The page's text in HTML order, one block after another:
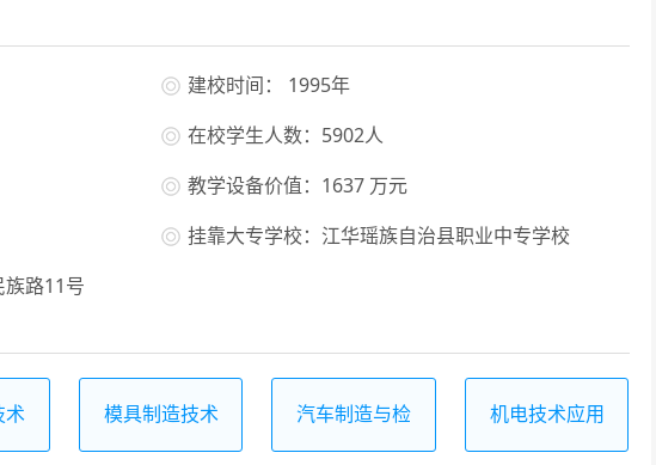
建校时间： 1995年
在校学生人数：5902人
教学设备价值：1637 万元
挂靠大专学校：江华瑶族自治县职业中专学校
路11号
术 模具制造技术
汽车制造与检
机电技术应用